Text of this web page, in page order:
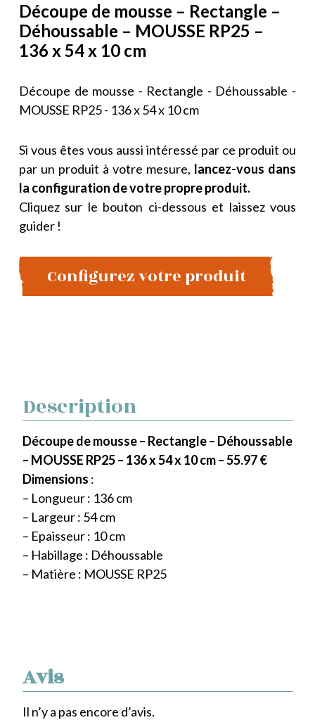
Découpe de mousse – Rectangle –
Déhoussable – MOUSSE RP25 –
136 x 54 x 10 cm
Découpe de mousse - Rectangle - Déhoussable -
MOUSSE RP25 - 136 x 54 x 10 cm
Si vous êtes vous aussi intéressé par ce produit ou
par un produit à votre mesure, lancez-vous dans
la configuration de votre propre produit.
Cliquez sur le bouton ci-dessous et laissez vous
guider !
Configurez votre produit
Avis
Il n’y a pas encore d’avis.
Description
Découpe de mousse – Rectangle – Déhoussable
– MOUSSE RP25 – 136 x 54 x 10 cm – 55.97 €
Dimensions :
– Longueur : 136 cm
– Largeur : 54 cm
– Epaisseur : 10 cm
– Habillage : Déhoussable
– Matière : MOUSSE RP25